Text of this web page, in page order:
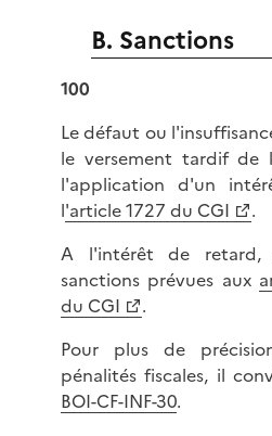
B. Sanctions
100
Le défaut ou
le versement tardif de
l'application d'un
l'article 1727 du CGI
.
A l'intérêt de retard,
sanctions prévues aux
du CGI
.
Pour plus de
pénalités fiscales, il
BOI-CF-INF-30.